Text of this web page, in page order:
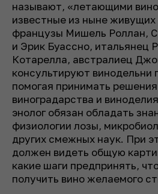
называют, «летающими
известные из ныне живущих
французы Мишель Роллан,
и Эрик Буассно, итальянец
Котарелла, австралиец
консультируют винодельни
помогая принимать
виноградарства и
энолог обязан обладать
физиологии лозы,
других смежных наук. При
должен видеть общую
какие шаги предпринять,
получить вино желаемого